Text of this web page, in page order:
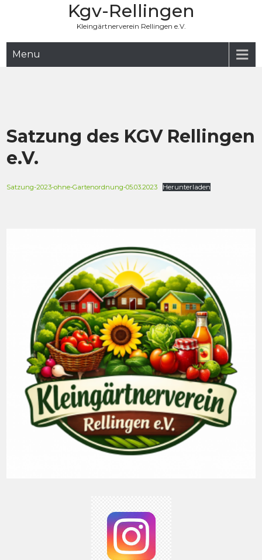
Kgv-Rellingen
Kleingärtnerverein Rellingen e.V.
Menu
Satzung des KGV Rellingen
e.V.
Satzung-2023-ohne-Gartenordnung-05.03.2023 Herunterladen